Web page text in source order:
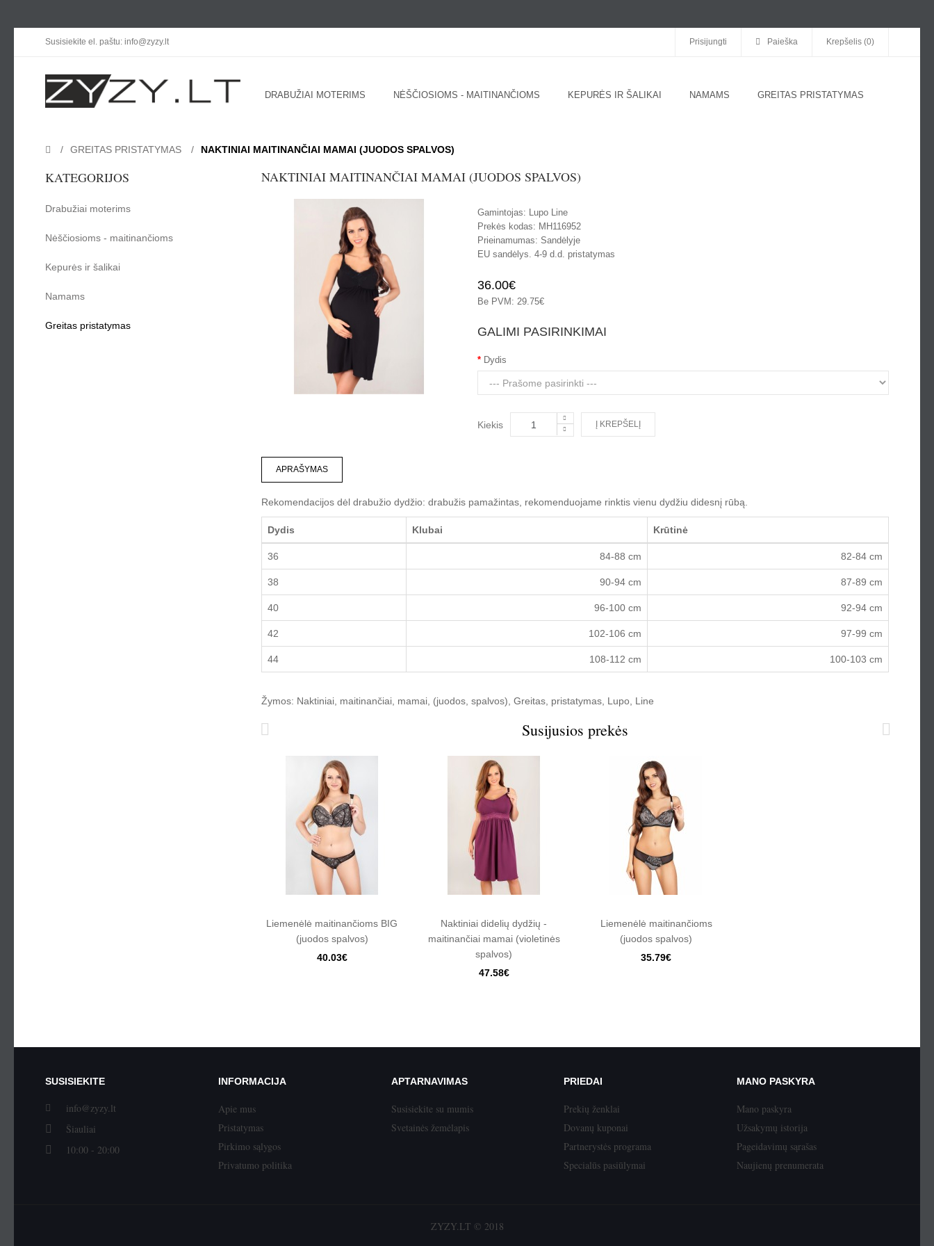
Susisiekite el. paštu: info@zyzy.lt Prisijungti Paieška Krepšelis (0)
DRABUŽIAI MOTERIMS NĖŠČIOSIOMS - MAITINANČIOMS KEPURĖS IR ŠALIKAI NAMAMS GREITAS PRISTATYMAS
GREITAS PRISTATYMAS NAKTINIAI MAITINANČIAI MAMAI (JUODOS SPALVOS)
KATEGORIJOS
Drabužiai moterims
Nėščiosioms - maitinančioms
Kepurės ir šalikai
Namams
Greitas pristatymas
NAKTINIAI MAITINANČIAI MAMAI (JUODOS SPALVOS)
Gamintojas: Lupo Line
Prekės kodas: MH116952
Prieinamumas: Sandėlyje
EU sandėlys. 4-9 d.d. pristatymas
36.00€
Be PVM: 29.75€
GALIMI PASIRINKIMAI
Dydis
Kiekis
APRAŠYMAS
Rekomendacijos dėl drabužio dydžio: drabužis pamažintas, rekomenduojame rinktis vienu dydžiu didesnį rūbą.
Dydis Klubai Krūtinė
36 84-88 cm 82-84 cm
38 90-94 cm 87-89 cm
40 96-100 cm 92-94 cm
42 102-106 cm 97-99 cm
44 108-112 cm 100-103 cm
Žymos: Naktiniai maitinančiai mamai (juodos spalvos) Greitas pristatymas Lupo Line
Susijusios prekės
Liemenėlė maitinančioms BIG
(juodos spalvos)
40.03€
Naktiniai didelių dydžių -
maitinančiai mamai (violetinės
spalvos)
47.58€
Liemenėlė maitinančioms
(juodos spalvos)
35.79€
SUSISIEKITE
info@zyzy.lt
Šiauliai
10:00 - 20:00
INFORMACIJA
Apie mus
Pristatymas
Pirkimo sąlygos
Privatumo politika
APTARNAVIMAS
Susisiekite su mumis
Svetainės žemėlapis
PRIEDAI
Prekių ženklai
Dovanų kuponai
Partnerystės programa
Specialūs pasiūlymai
MANO PASKYRA
Mano paskyra
Užsakymų istorija
Pageidavimų sąrašas
Naujienų prenumerata
ZYZY.LT © 2018